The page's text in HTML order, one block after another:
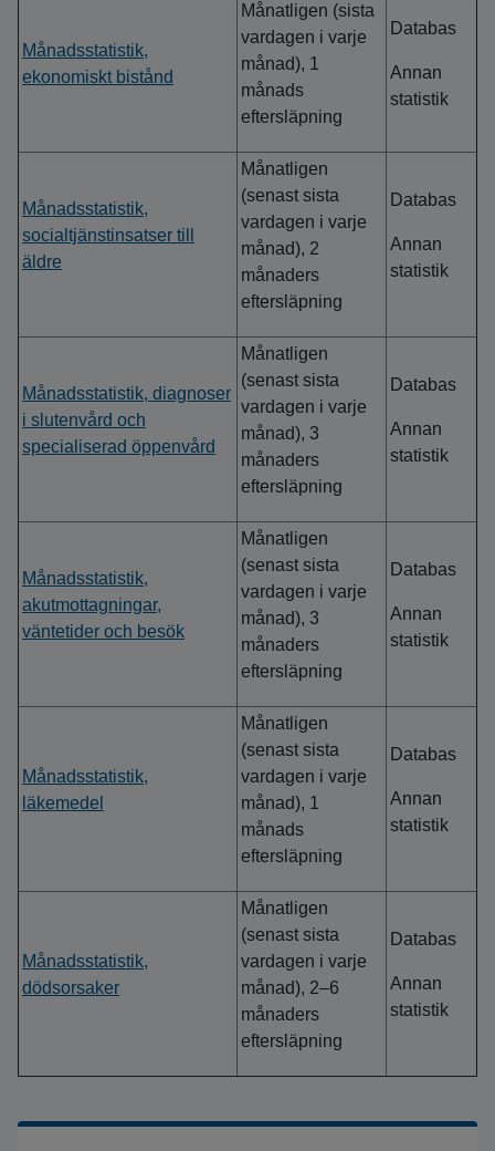
Månadsstatistik,
ekonomiskt bistånd
Månatligen (sista
vardagen i varje
månad), 1
månads
eftersläpning
Databas
Annan
statistik
Månadsstatistik,
socialtjänstinsatser till
äldre
Månatligen
(senast sista
vardagen i varje
månad), 2
månaders
eftersläpning
Databas
Annan
statistik
Månadsstatistik, diagnoser
i slutenvård och
specialiserad öppenvård
Månatligen
(senast sista
vardagen i varje
månad), 3
månaders
eftersläpning
Databas
Annan
statistik
Månadsstatistik,
akutmottagningar,
väntetider och besök
Månatligen
(senast sista
vardagen i varje
månad), 3
månaders
eftersläpning
Databas
Annan
statistik
Månadsstatistik,
läkemedel
Månatligen
(senast sista
vardagen i varje
månad), 1
månads
eftersläpning
Databas
Annan
statistik
Månadsstatistik,
dödsorsaker
Månatligen
(senast sista
vardagen i varje
månad), 2–6
månaders
eftersläpning
Databas
Annan
statistik